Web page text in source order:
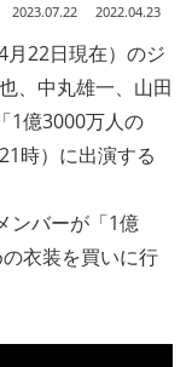
2023.07.22 2022.04.23
22日現在）のジ
、中丸雄一、山田
1億3000万人の
時）に出演する
ンバーが「1億
衣装を買いに行